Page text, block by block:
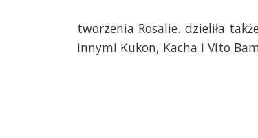
tworzenia Rosalie. dzieliła
innymi Kukon, Kacha i Vito